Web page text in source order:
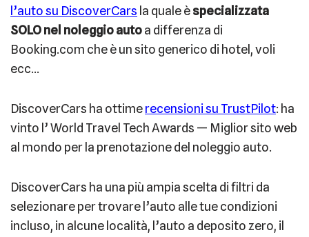
l’auto su DiscoverCars la quale èspecializzata
SOLO nel noleggio autoa differenza di
Booking.com che è un sito generico di hotel, voli
ecc…
DiscoverCars ha ottimerecensioni su TrustPilot: ha
vinto l’ World Travel Tech Awards — Miglior sito web
al mondo per la prenotazione del noleggio auto.
DiscoverCars ha una più ampia scelta di filtri da
selezionare per trovare l’auto alle tue condizioni
incluso, in alcune località, l’auto a deposito zero, il